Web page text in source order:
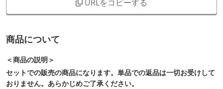
URLをコピーする
商品について
＜商品の説明＞
セットでの販売の商品になります。単品での返品は一切お受けして
おりません。あらかじめご了承ください。